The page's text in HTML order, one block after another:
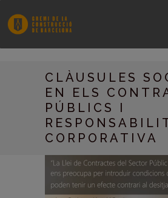
CLÀUSULES
EN ELS
PÚBLICS I
CORPORATIVA